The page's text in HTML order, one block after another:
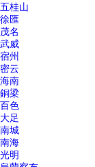
五桂山
徐匯
茂名
武威
宿州
密云
海南
銅梁
百色
大足
南城
南海
光明